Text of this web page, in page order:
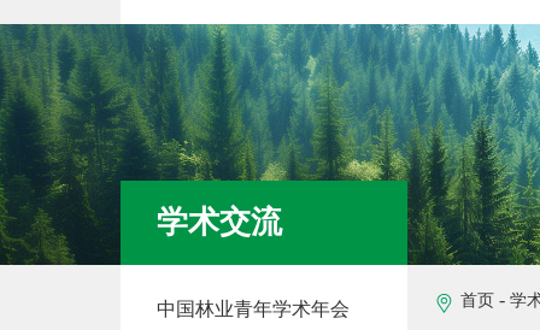
学术交流
中国林业青年学术年会 首页 - 学